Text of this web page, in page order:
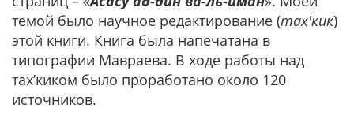
темой было научное редактирование (тах'кик)
этой книги. Книга была напечатана в
типографии Мавраева. В ходе работы над
тах’киком было проработано около 120
источников.